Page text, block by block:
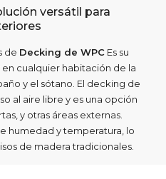
versátil para
de Decking de WPC Es su
cualquier habitación de la
y el sótano. El decking de
al aire libre y es una opción
y otras áreas externas.
humedad y temperatura, lo
de madera tradicionales.